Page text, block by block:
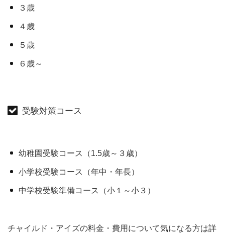
３歳
４歳
５歳
６歳～
受験対策コース
幼稚園受験コース（1.5歳～３歳）
小学校受験コース（年中・年長）
中学校受験準備コース（小１～小３）
チャイルド・アイズの料金・費用について気になる方は詳